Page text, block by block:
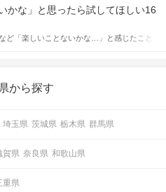
繋げるべきかをご紹介していきます。
誘ったらいいの？」とお困りの男性もいら
しょうか。 そこで今回は、男性から女性へ
誘い方のコツをご紹介します。例文も混じ
、ぜひ参考にしてください。
かな」と思ったら試してほしい16
ど「楽しいことないかな…」と感じたこと
を集めました♪ いままさに楽しいことを探し
から探す
埼玉県 茨城県 栃木県 群馬県
賀県 奈良県 和歌山県
重県